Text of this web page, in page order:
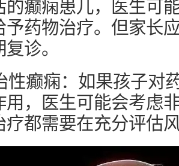
的癫痫患儿，医生可
予药物治疗。但家长
诊。
性癫痫：如果孩子对
用，医生可能会考虑
疗都需要在充分评估